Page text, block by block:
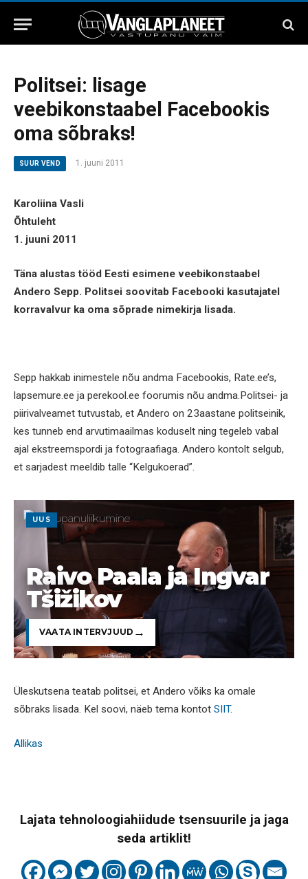
Politsei: lisage
veebikonstaabel Facebookis
oma sõbraks!
SUUR VEND 1. juuni 2011
Karoliina Vasli
Õhtuleht
1. juuni 2011
Täna alustas tööd Eesti esimene veebikonstaabel
Andero Sepp. Politsei soovitab Facebooki kasutajatel
korravalvur ka oma sõprade nimekirja lisada.
Sepp hakkab inimestele nõu andma Facebookis, Rate.ee’s,
lapsemure.ee ja perekool.ee foorumis nõu andma.Politsei- ja
piirivalveamet tutvustab, et Andero on 23aastane politseinik,
kes tunneb end arvutimaailmas koduselt ning tegeleb vabal
ajal ekstreemspordi ja fotograafiaga. Andero kontolt selgub,
et sarjadest meeldib talle “Kelgukoerad”.
UUS
Raivo Paala ja Ingvar
Tšižikov
VAATA INTERVJUUD
Üleskutsena teatab politsei, et Andero võiks ka omale
sõbraks lisada. Kel soovi, näeb tema kontot SIIT.
Allikas
Lajata tehnoloogiahiidude tsensuurile ja jaga
seda artiklit!